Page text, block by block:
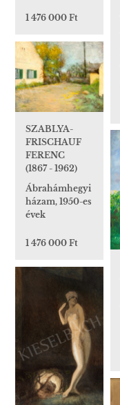
1 476 000 Ft
SZABLYA-
FRISCHAUF
FERENC
(1867 - 1962)
Ábrahámhegyi
házam, 1950-es
évek
1 476 000 Ft